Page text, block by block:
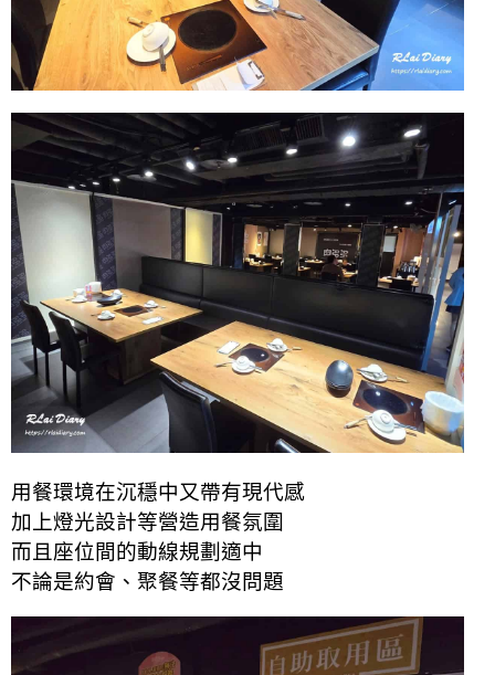
用餐環境在沉穩中又帶有現代感
加上燈光設計等營造用餐氛圍
而且座位間的動線規劃適中
不論是約會、聚餐等都沒問題